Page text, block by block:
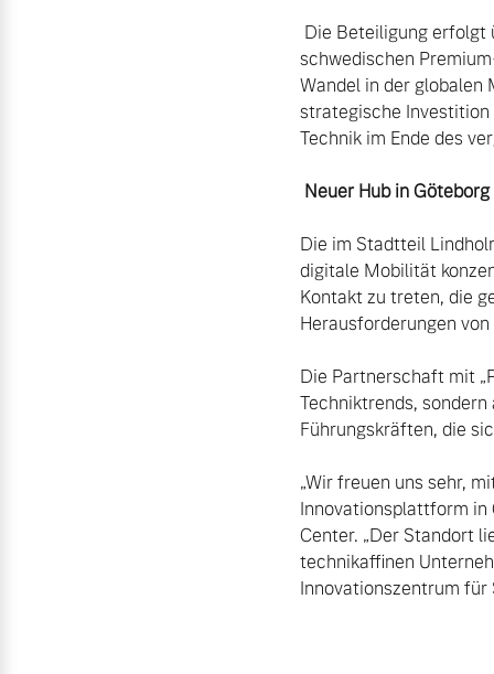
schwedischen
Wandel in der globalen
strategische Investition
Technik im Ende des
Neuer Hub in Göteborg
Die im Stadtteil
digitale Mobilität
Kontakt zu treten, die
Herausforderungen
Die Partnerschaft mit
Techniktrends,
Führungskräften, die
„Wir freuen uns sehr,
Innovationsplattform in
Center. „Der Standort
technikaffinen
Innovationszentrum für